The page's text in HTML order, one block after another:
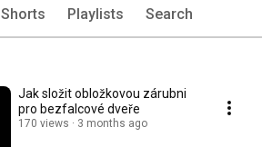
Shorts Playlists Search
Jak složit obložkovou zárubni
pro bezfalcové dveře
170 views 3 months ago